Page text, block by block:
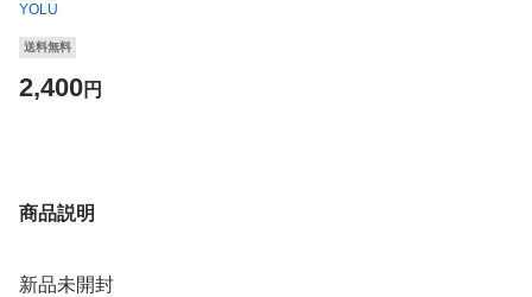
YOLU
送料無料
2,400円
商品説明
新品未開封